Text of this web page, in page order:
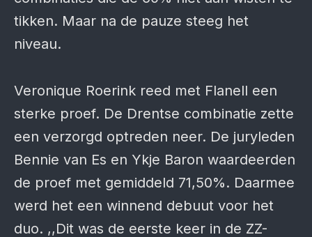
tikken. Maar na de pauze steeg het
niveau.
Veronique Roerink reed met Flanell een
sterke proef. De Drentse combinatie zette
een verzorgd optreden neer. De juryleden
Bennie van Es en Ykje Baron waardeerden
de proef met gemiddeld 71,50%. Daarmee
werd het een winnend debuut voor het
duo. ,,Dit was de eerste keer in de ZZ-